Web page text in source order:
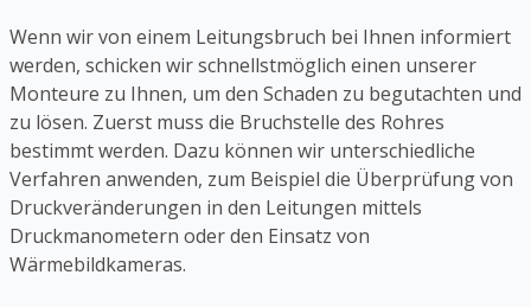
Wenn wir von einem Leitungsbruch bei Ihnen informiert
werden, schicken wir schnellstmöglich einen unserer
Monteure zu Ihnen, um den Schaden zu begutachten und
zu lösen. Zuerst muss die Bruchstelle des Rohres
bestimmt werden. Dazu können wir unterschiedliche
Verfahren anwenden, zum Beispiel die Überprüfung von
Druckveränderungen in den Leitungen mittels
Druckmanometern oder den Einsatz von
Wärmebildkameras.